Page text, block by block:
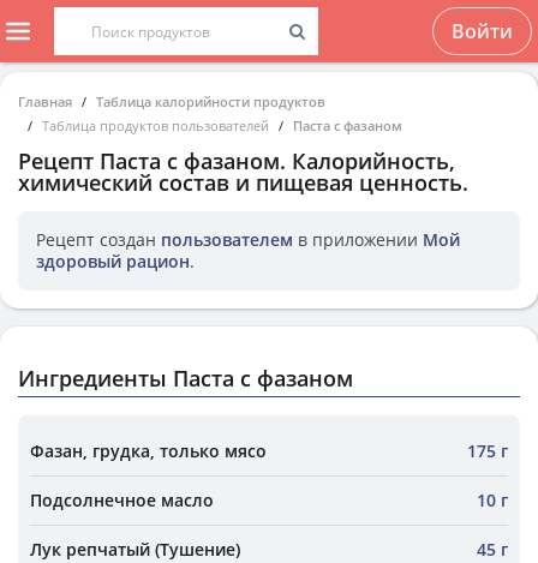
Войти
Главная
Таблица калорийности продуктов
Таблица продуктов пользователей
Паста с фазаном
Рецепт Паста с фазаном. Калорийность,
химический состав и пищевая ценность.
Рецепт создан пользователем в приложении Мой
здоровый рацион.
Ингредиенты Паста с фазаном
Фазан, грудка, только мясо 175 г
Подсолнечное масло 10 г
Лук репчатый (Тушение) 45 г